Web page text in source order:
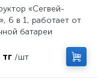
«Сегвей-
6 в 1, работает от
батареи
/шт